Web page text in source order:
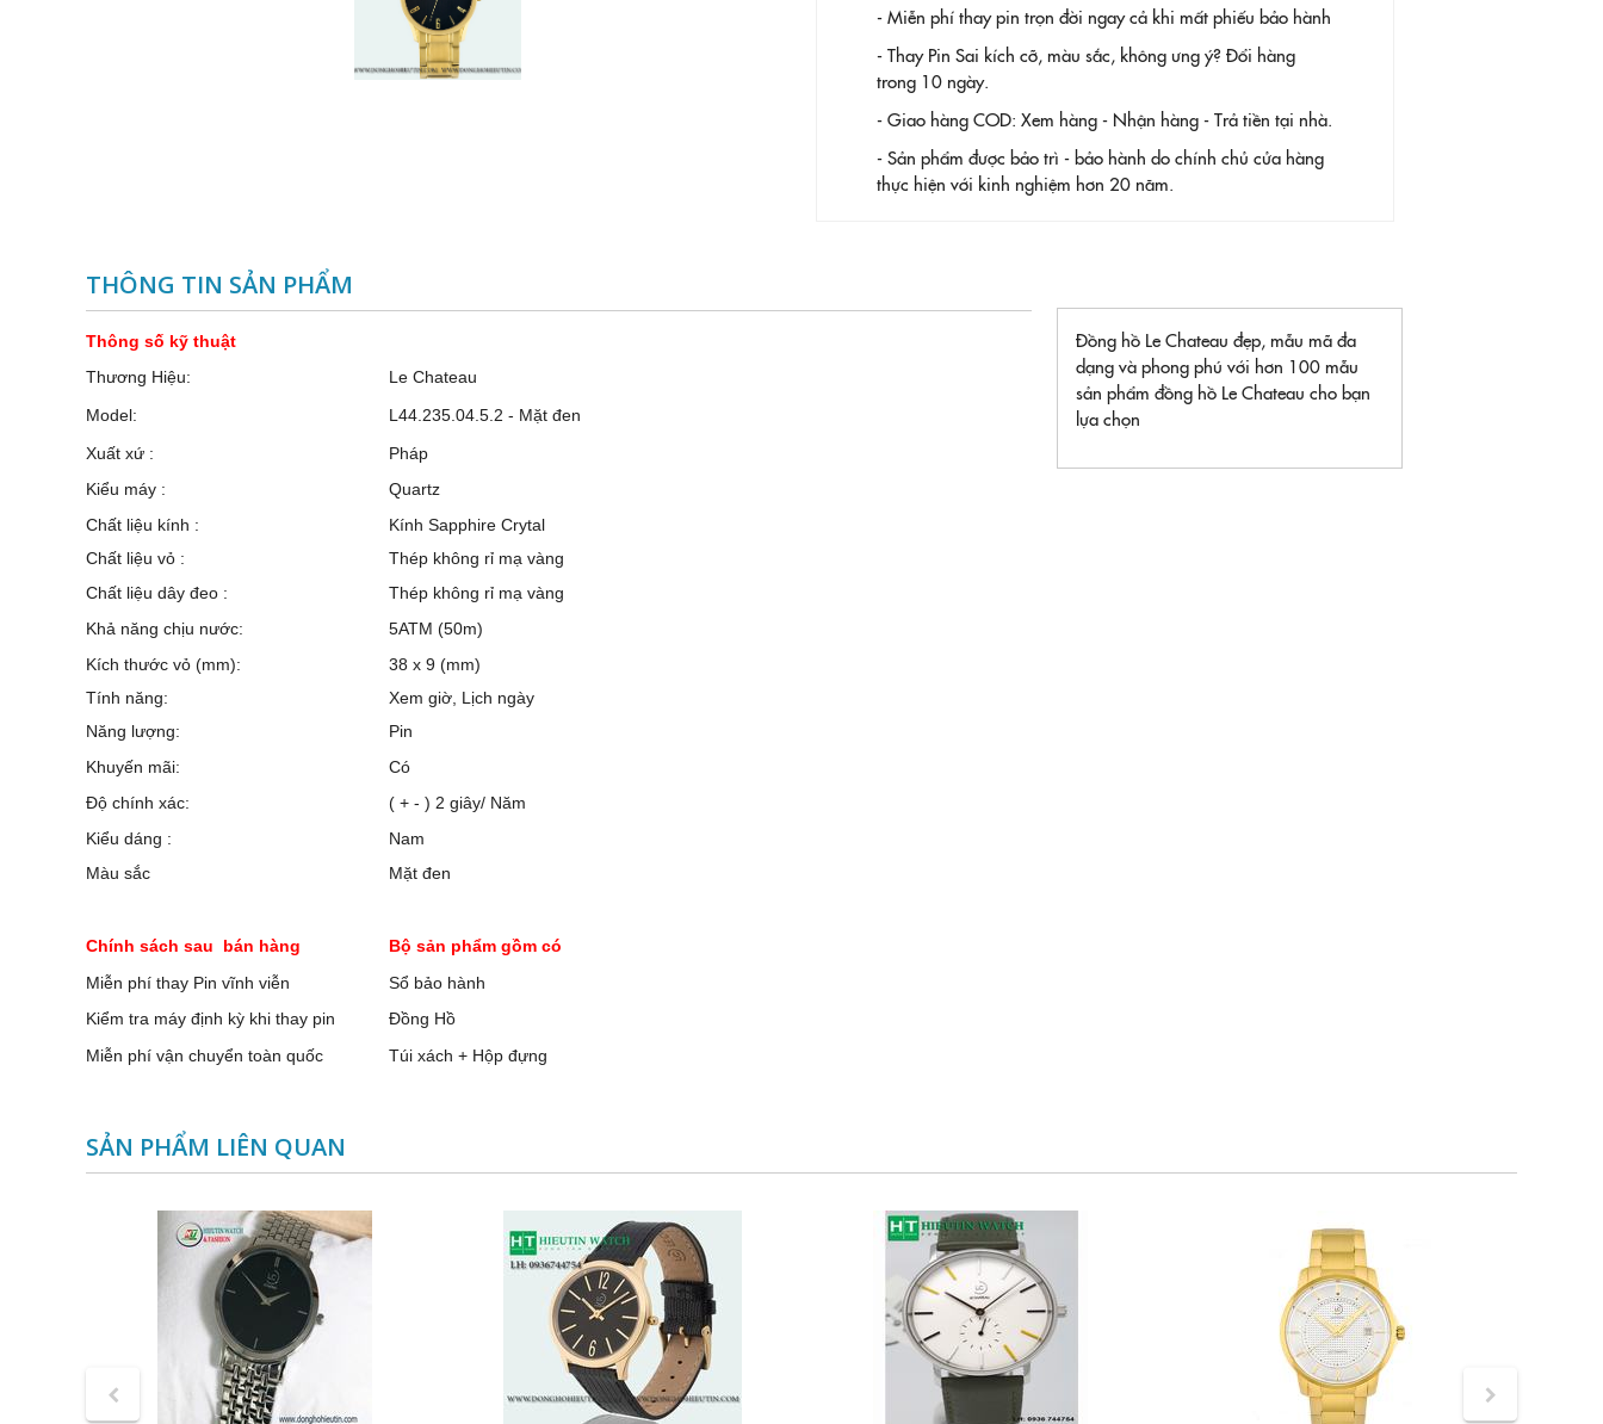
- Miễn phí thay pin trọn đời ngay cả khi mất phiếu bảo hành
- Thay Pin Sai kích cỡ, màu sắc, không ưng ý? Đổi hàng
trong 10 ngày.
- Giao hàng COD: Xem hàng - Nhận hàng - Trả tiền tại nhà.
- Sản phẩm được bảo trì - bảo hành do chính chủ cửa hàng
thực hiện với kinh nghiệm hơn 20 năm.
THÔNG TIN SẢN PHẨM
Thông số kỹ thuật
Thương Hiệu:
Le Chateau
Model:
L44.235.04.5.2 - Mặt đen
Xuất xứ :
Pháp
Kiểu máy :
Quartz
Chất liệu kính :
Kính Sapphire Crytal
Chất liệu vỏ :
Thép không rỉ mạ vàng
Chất liệu dây đeo :
Thép không rỉ mạ vàng
Khả năng chịu nước:
5ATM (50m)
Kích thước vỏ (mm):
38 x 9 (mm)
Tính năng:
Xem giờ, Lịch ngày
Năng lượng:
Pin
Khuyến mãi:
Có
Độ chính xác:
( + - ) 2 giây/ Năm
Kiểu dáng :
Nam
Màu sắc
Mặt đen
Chính sách sau bán hàng
Bộ sản phẩm gồm có
Miễn phí thay Pin vĩnh viễn
Sổ bảo hành
Kiểm tra máy định kỳ khi thay pin
Đồng Hồ
Miễn phí vận chuyển toàn quốc
Túi xách + Hộp đựng
Đồng hồ Le Chateau đẹp, mẫu mã đa
dạng và phong phú với hơn 100 mẫu
sản phẩm đồng hồ Le Chateau cho bạn
lựa chọn
SẢN PHẨM LIÊN QUAN